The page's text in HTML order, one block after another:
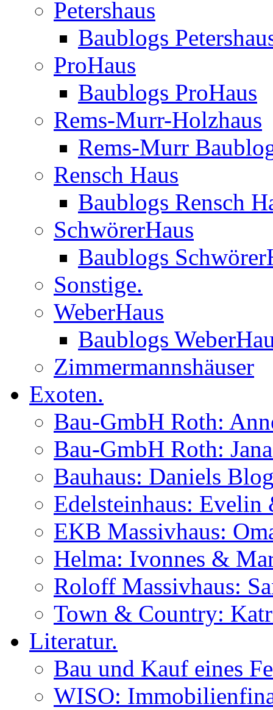
Petershaus
Baublogs
ProHaus
Baublogs ProHaus
Rems-Murr-Holzhaus
Rems-Murr
Rensch Haus
Baublogs Rensch
SchwörerHaus
Baublogs
Sonstige.
WeberHaus
Baublogs
Zimmermannshäuser
Exoten.
Bau-GmbH Roth:
Bau-GmbH Roth:
Bauhaus: Daniels
Edelsteinhaus:
EKB Massivhaus:
Helma: Ivonnes &
Roloff Massivhaus:
Town & Country:
Literatur.
Bau und Kauf eines
WISO: